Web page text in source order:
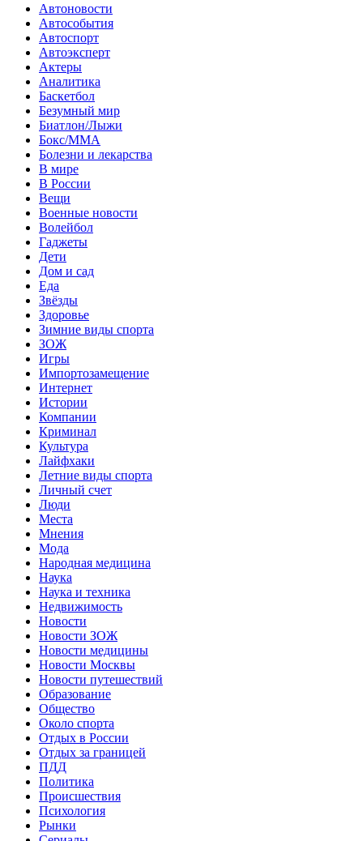
Автоновости
Автособытия
Автоспорт
Автоэксперт
Актеры
Аналитика
Баскетбол
Безумный мир
Биатлон/Лыжи
Бокс/MMA
Болезни и лекарства
В мире
В России
Вещи
Военные новости
Волейбол
Гаджеты
Дети
Дом и сад
Еда
Звёзды
Здоровье
Зимние виды спорта
ЗОЖ
Игры
Импортозамещение
Интернет
Истории
Компании
Криминал
Культура
Лайфхаки
Летние виды спорта
Личный счет
Люди
Места
Мнения
Мода
Народная медицина
Наука
Наука и техника
Недвижимость
Новости
Новости ЗОЖ
Новости медицины
Новости Москвы
Новости путешествий
Образование
Общество
Около спорта
Отдых в России
Отдых за границей
ПДД
Политика
Происшествия
Психология
Рынки